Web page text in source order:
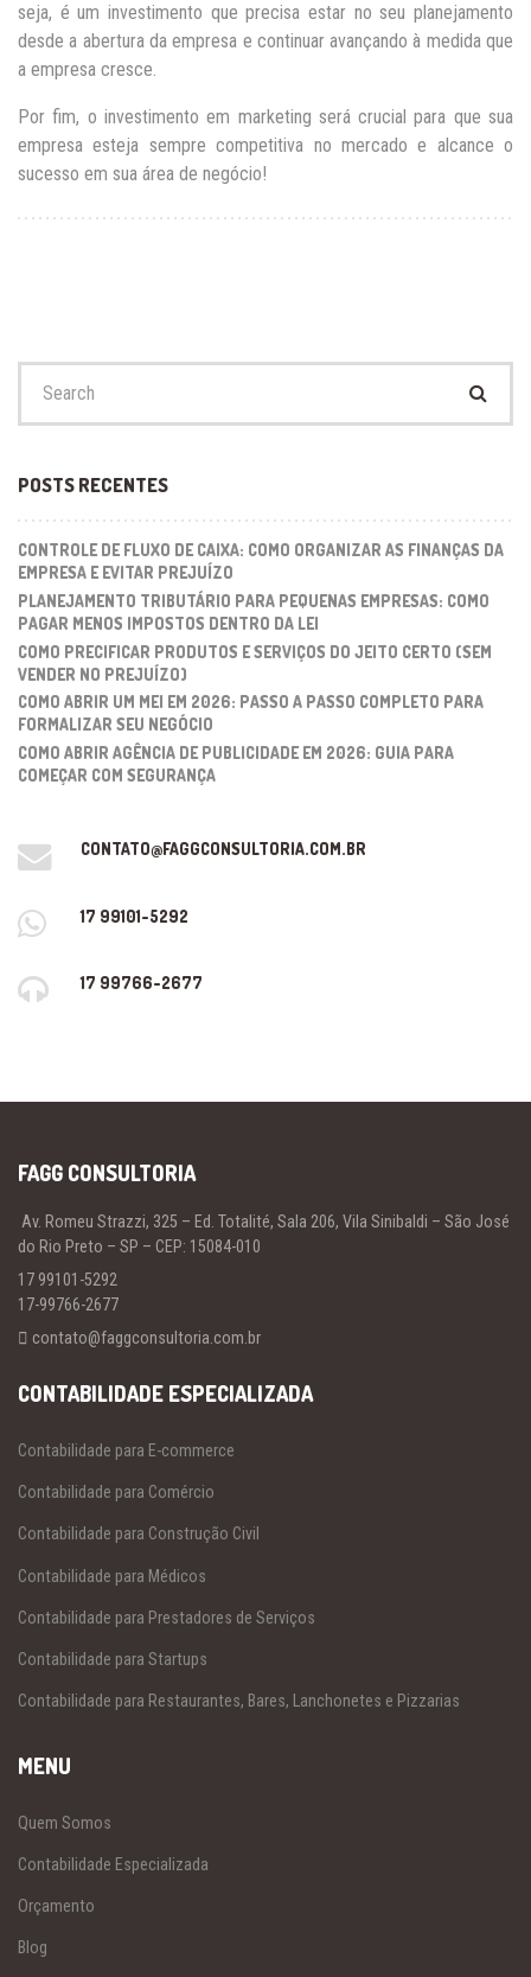
seja, é um investimento que precisa estar no seu planejamento
desde a abertura da empresa e continuar avançando à medida que
a empresa cresce.
Por fim, o investimento em marketing será crucial para que sua
empresa esteja sempre competitiva no mercado e alcance o
sucesso em sua área de negócio!
POSTS RECENTES
CONTROLE DE FLUXO DE CAIXA: COMO ORGANIZAR AS FINANÇAS DA
EMPRESA E EVITAR PREJUÍZO
PLANEJAMENTO TRIBUTÁRIO PARA PEQUENAS EMPRESAS: COMO
PAGAR MENOS IMPOSTOS DENTRO DA LEI
COMO PRECIFICAR PRODUTOS E SERVIÇOS DO JEITO CERTO (SEM
VENDER NO PREJUÍZO)
COMO ABRIR UM MEI EM 2026: PASSO A PASSO COMPLETO PARA
FORMALIZAR SEU NEGÓCIO
COMO ABRIR AGÊNCIA DE PUBLICIDADE EM 2026: GUIA PARA
COMEÇAR COM SEGURANÇA
CONTATO@FAGGCONSULTORIA.COM.BR
17 99101-5292
17 99766-2677
FAGG CONSULTORIA
Av. Romeu Strazzi, 325 – Ed. Totalité, Sala 206, Vila Sinibaldi – São José
do Rio Preto – SP – CEP: 15084-010
17 99101-5292
17-99766-2677
contato@faggconsultoria.com.br
CONTABILIDADE ESPECIALIZADA
Contabilidade para E-commerce
Contabilidade para Comércio
Contabilidade para Construção Civil
Contabilidade para Médicos
Contabilidade para Prestadores de Serviços
Contabilidade para Startups
Contabilidade para Restaurantes, Bares, Lanchonetes e Pizzarias
MENU
Quem Somos
Contabilidade Especializada
Orçamento
Blog